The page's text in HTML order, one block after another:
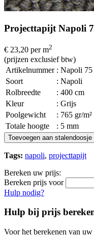
Projecttapijt Napoli
€ 23,20 per m2
(prijzen exclusief btw)
Artikelnummer : Napoli 75
Soort
: Napoli
Rolbreedte
: 400 cm
Kleur
: Grijs
Poolgewicht
: 765 gr/m²
Totale hoogte
: 5 mm
Toevoegen aan stalendoosje
Tags: napoli, projecttapijt
Bereken uw prijs:
Bereken prijs voor
Hulp nodig?
Hulp bij prijs
Voor het berekenen van